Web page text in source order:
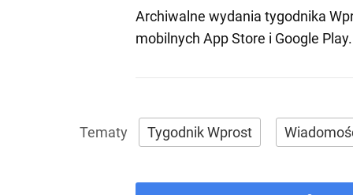
Archiwalne wydania tygodnika
mobilnych App Store i Google Play.
Tygodnik Wprost